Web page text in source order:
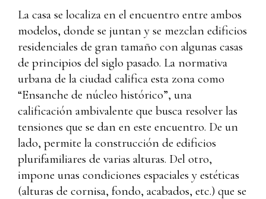
La casa se localiza en el encuentro entre ambos
modelos, donde se juntan y se mezclan edificios
residenciales de gran tamaño con algunas casas
de principios del siglo pasado. La normativa
urbana de la ciudad califica esta zona como
“Ensanche de núcleo histórico”, una
calificación ambivalente que busca resolver las
tensiones que se dan en este encuentro. De un
lado, permite la construcción de edificios
plurifamiliares de varias alturas. Del otro,
impone unas condiciones espaciales y estéticas
(alturas de cornisa, fondo, acabados, etc.) que se